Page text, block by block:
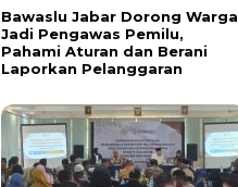
Bawaslu Jabar Dorong Warga
Jadi Pengawas Pemilu,
Pahami Aturan dan Berani
Laporkan Pelanggaran